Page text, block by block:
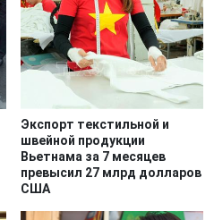
Экспорт текстильной и
швейной продукции
Вьетнама за 7 месяцев
превысил 27 млрд долларов
США